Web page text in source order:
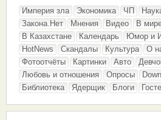
Империя зла Экономика ЧП
Закона.Нет
Мнения Видео В
В Казахстане
Календарь Юмор и
HotNews
Скандалы Культура О
Фотоотчёты
Картинки Авто
Любовь и отношения
Опросы
Библиотека
Ядерщик Блоги